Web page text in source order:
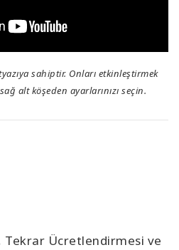
sahiptir. Onları etkinleştirmek
alt köşeden ayarlarınızı seçin.
Ücretlendirmesi ve